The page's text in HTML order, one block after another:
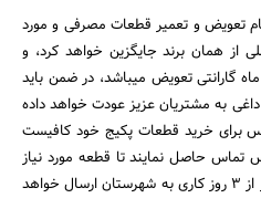
تعویض و تعمیر قطعات مصرفی و مورد
از همان برند جایگزین خواهد کرد، و
تمامی قطعات مصرفی شما شامل 6 ماه گارانتی تعویض میباشد، در ضمن باید
به مشتریان عزیز عودت خواهد داده
برای خرید قطعات پکیج خود کافیست
تماس حاصل نمایند تا قطعه مورد نیاز
در کمتر از یک ساعت در تهران و کمتر از 3 روز کاری به شهرستان ارسال خواهد